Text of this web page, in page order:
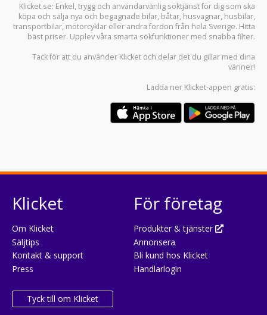
Klicket.se: Enkel, trygg och användarvänlig söktjänst för dig som ska
köpa och sälja nya och begagnade bilar, båtar, husvagnar, husbilar,
transportbilar, motorcyklar eller andra fordon från hela Sverige. Hitta
bäst priser. Upplev våra smarta sökfunktioner med snabba filter.
Tack för att du använder Klicket och delar det du gillar med dina
vänner!
Ladda ner Klicket-appen gratis:
Klicket
Om Klicket
Säljtips
Kontakt & support
Press
Tyck till om Klicket
För företag
Produkter & tjänster
Annonsera
Bli kund hos Klicket
Handlarlogin